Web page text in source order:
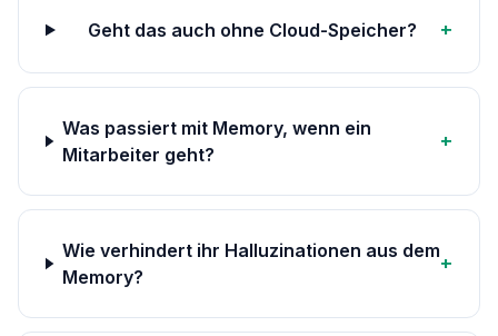
Geht das auch ohne Cloud-Speicher? +
Was passiert mit Memory, wenn ein
Mitarbeiter geht?
+
Wie verhindert ihr Halluzinationen aus dem
Memory?
+